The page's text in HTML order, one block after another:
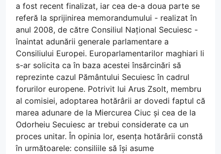
a fost recent finalizat, iar cea de-a doua parte se
referă la sprijinirea memorandumului - realizat în
anul 2008, de către Consiliul Național Secuiesc -
înaintat adunării generale parlamentare a
Consiliului Europei. Europarlamentarilor maghiari li
s-ar solicita ca în baza acestei însărcinări să
reprezinte cazul Pământului Secuiesc în cadrul
forurilor europene. Potrivit lui Arus Zsolt, membru
al comisiei, adoptarea hotărârii ar dovedi faptul că
marea adunare de la Miercurea Ciuc și cea de la
Odorheiu Secuiesc ar trebui considerate ca un
proces unitar. În opinia lor, esența hotărârii constă
în următoarele: consiliile să își asume